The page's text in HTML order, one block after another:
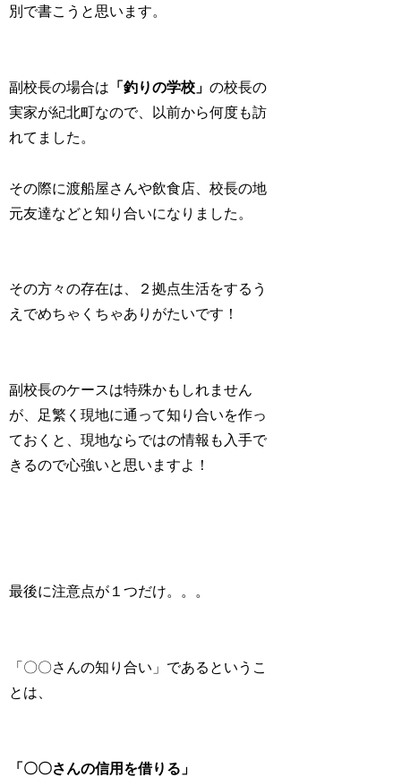
別で書こうと思います。
副校長の場合は 「釣りの学校」の校長の
実家が紀北町なので、以前から何度も訪
れてました。
その際に渡船屋さんや飲食店、校長の地
元友達などと知り合いになりました。
その方々の存在は、２拠点生活をするう
えでめちゃくちゃありがたいです！
副校長のケースは特殊かもしれません
が、足繁く現地に通って知り合いを作っ
ておくと、現地ならではの情報も入手で
きるので心強いと思いますよ！
最後に注意点が１つだけ。。。
「〇〇さんの知り合い」であるというこ
とは、
「〇〇さんの信用を借りる」